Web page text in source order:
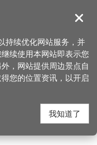
導覽
鱼湘菜餐厅
厅 周边
关闭
持续优化网站服务，并
续使用本网站即表示您
，网站提供周边景点自
您的位置资讯，以开启
我知道了